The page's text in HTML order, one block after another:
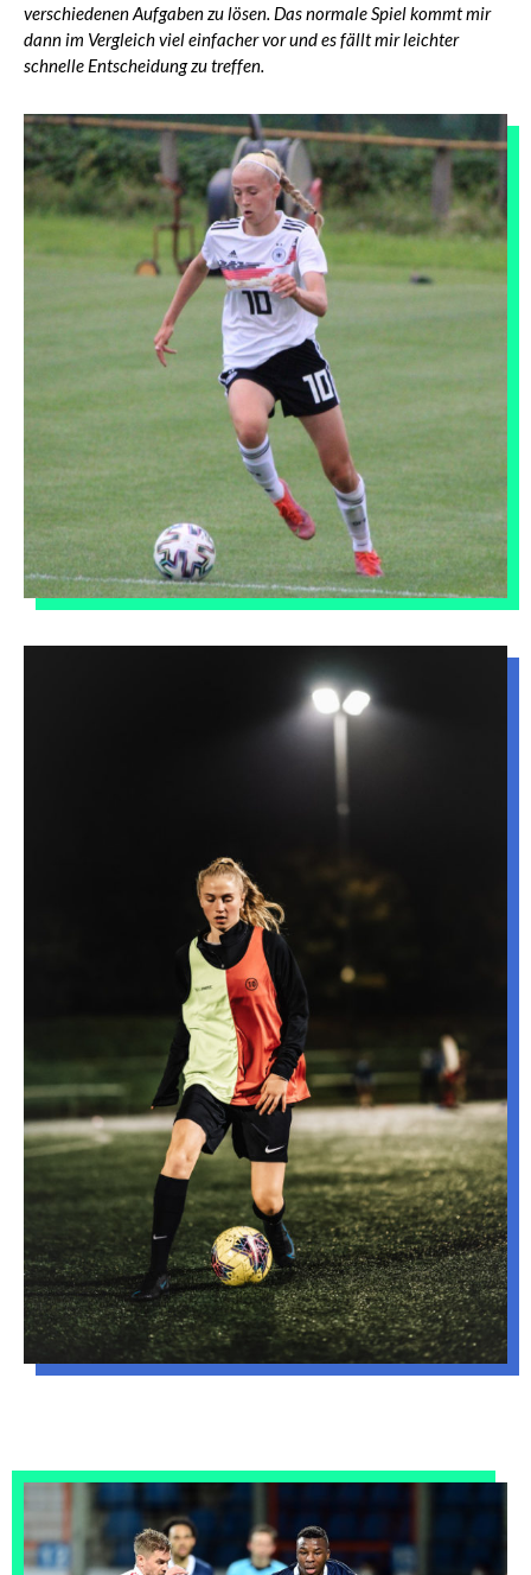
verschiedenen Aufgaben zu lösen. Das normale Spiel kommt mir
dann im Vergleich viel einfacher vor und es fällt mir leichter
schnelle Entscheidung zu treffen.